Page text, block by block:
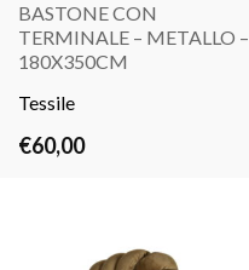
LEGGI
BASTONE CON
TERMINALE – METALLO –
180X350CM
Tessile
€60,00